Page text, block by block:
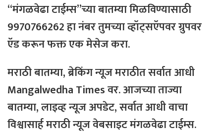
“मंगळवेढा टाईम्स”च्या बातम्या मिळविण्यासाठी
9970766262 हा नंबर तुमच्या व्हॉट्सऍपवर ग्रुपवर
ऍड करून फक्त एक मेसेज करा.
मराठी बातम्या, ब्रेकिंग न्यूज मराठीत सर्वात आधी
Mangalwedha Times वर. आजच्या ताज्या
बातम्या, लाइव्ह न्यूज अपडेट, सर्वात आधी वाचा
विश्वासार्ह मराठी न्यूज वेबसाइट मंगळवेढा टाईम्स.